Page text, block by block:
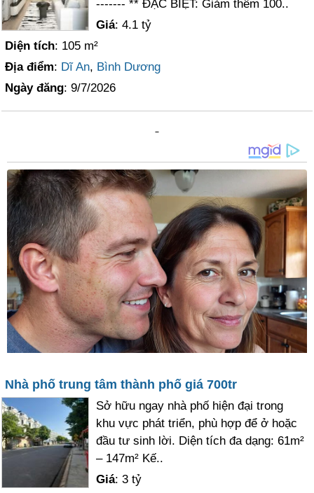
------- ** ĐẶC BIỆT: Giảm thêm 100..
Giá: 4.1 tỷ
Diện tích: 105 m²
Địa điểm: Dĩ An, Bình Dương
Ngày đăng: 9/7/2026
Nhà phố trung tâm thành phố giá 700tr
Sở hữu ngay nhà phố hiện đại trong
khu vực phát triển, phù hợp để ở hoặc
đầu tư sinh lời. Diện tích đa dạng: 61m²
– 147m² Kế..
Giá: 3 tỷ